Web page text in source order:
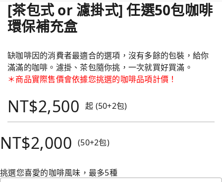
[茶包式 or 濾掛式] 任選50包咖啡
環保補充盒
缺咖啡因的消費者最適合的選項，沒有多餘的包裝，給你
滿滿的咖啡。濾掛、茶包隨你挑，一次就買好買滿。
＊商品實際售價會依據您挑選的咖啡品項計價！
NT$2,500 起 (50+2包)
NT$2,000 (50+2包)
挑選您喜愛的咖啡風味，最多5種